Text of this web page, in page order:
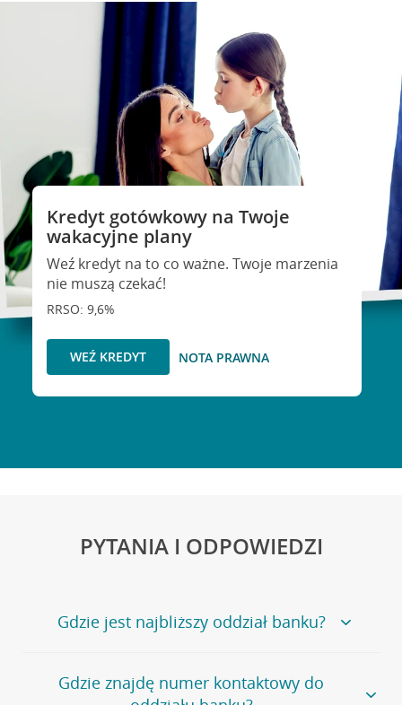
Kredyt gotówkowy na Twoje
wakacyjne plany
Weź kredyt na to co ważne. Twoje marzenia
nie muszą czekać!
RRSO: 9,6%
WEŹ KREDYT NOTA PRAWNA
PYTANIA I ODPOWIEDZI
Gdzie jest najbliższy oddział banku?
Jeśli szukasz oddziału naszego banku, zapraszamy na
stronęPlacówki i bankomaty, na której znajduje się
Gdzie znajdę numer kontaktowy do